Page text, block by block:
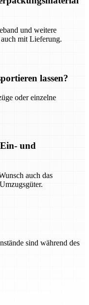
und weitere
mit Lieferung.
lassen?
oder einzelne
und
auch das
sind während des